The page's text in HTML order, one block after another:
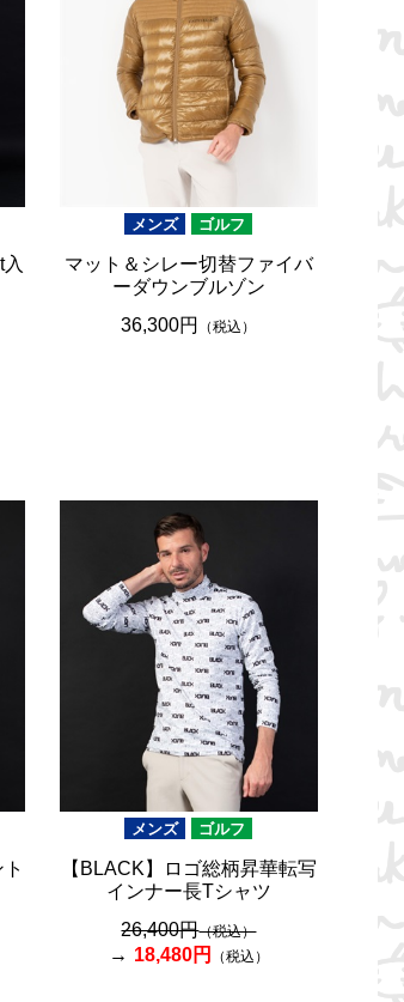
メンズ ゴルフ
マット＆シレー切替ファイバ
ーダウンブルゾン
36,300円
（税込）
メンズ ゴルフ
【BLACK】ロゴ総柄昇華転写
インナー長Tシャツ
26,400円（税込）
18,480円 （税込）